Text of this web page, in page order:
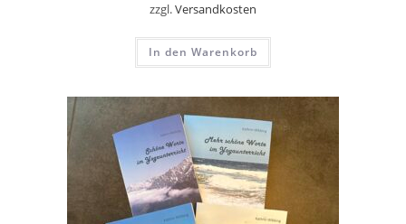
zzgl.Versandkosten
In den Warenkorb